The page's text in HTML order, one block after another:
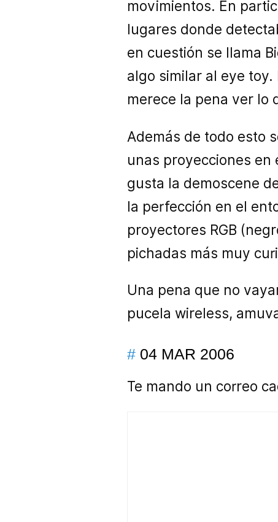
movimientos. En
lugares donde
en cuestión se llama
algo similar al eye
merece la pena ver lo
Además de todo esto
unas proyecciones en
gusta la demoscene
la perfección en el
proyectores RGB
pichadas más muy
Una pena que no
pucela wireless,
# 04 MAR 2006
Te mando un correo